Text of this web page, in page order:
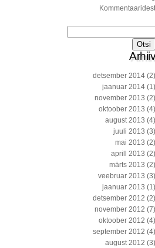
Kommentaaridest
Arhiiv
detsember 2014 (2)
jaanuar 2014 (1)
november 2013 (2)
oktoober 2013 (4)
august 2013 (4)
juuli 2013 (3)
mai 2013 (2)
aprill 2013 (2)
märts 2013 (2)
veebruar 2013 (3)
jaanuar 2013 (1)
detsember 2012 (2)
november 2012 (7)
oktoober 2012 (4)
september 2012 (4)
august 2012 (3)